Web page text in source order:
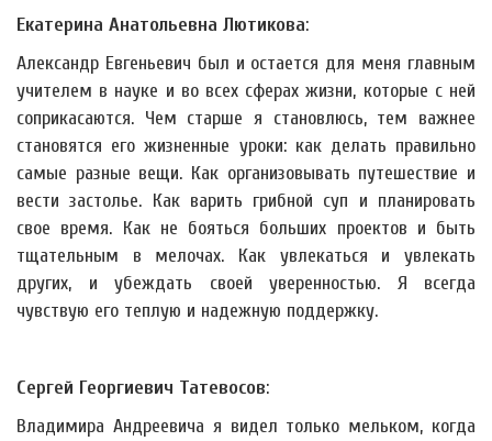
Екатерина Анатольевна Лютикова:
Александр Евгеньевич был и остается для меня главным
учителем в науке и во всех сферах жизни, которые с ней
соприкасаются. Чем старше я становлюсь, тем важнее
становятся его жизненные уроки: как делать правильно
самые разные вещи. Как организовывать путешествие и
вести застолье. Как варить грибной суп и планировать
свое время. Как не бояться больших проектов и быть
тщательным в мелочах. Как увлекаться и увлекать
других, и убеждать своей уверенностью. Я всегда
чувствую его теплую и надежную поддержку.
Сергей Георгиевич Татевосов:
Владимира Андреевича я видел только мельком, когда